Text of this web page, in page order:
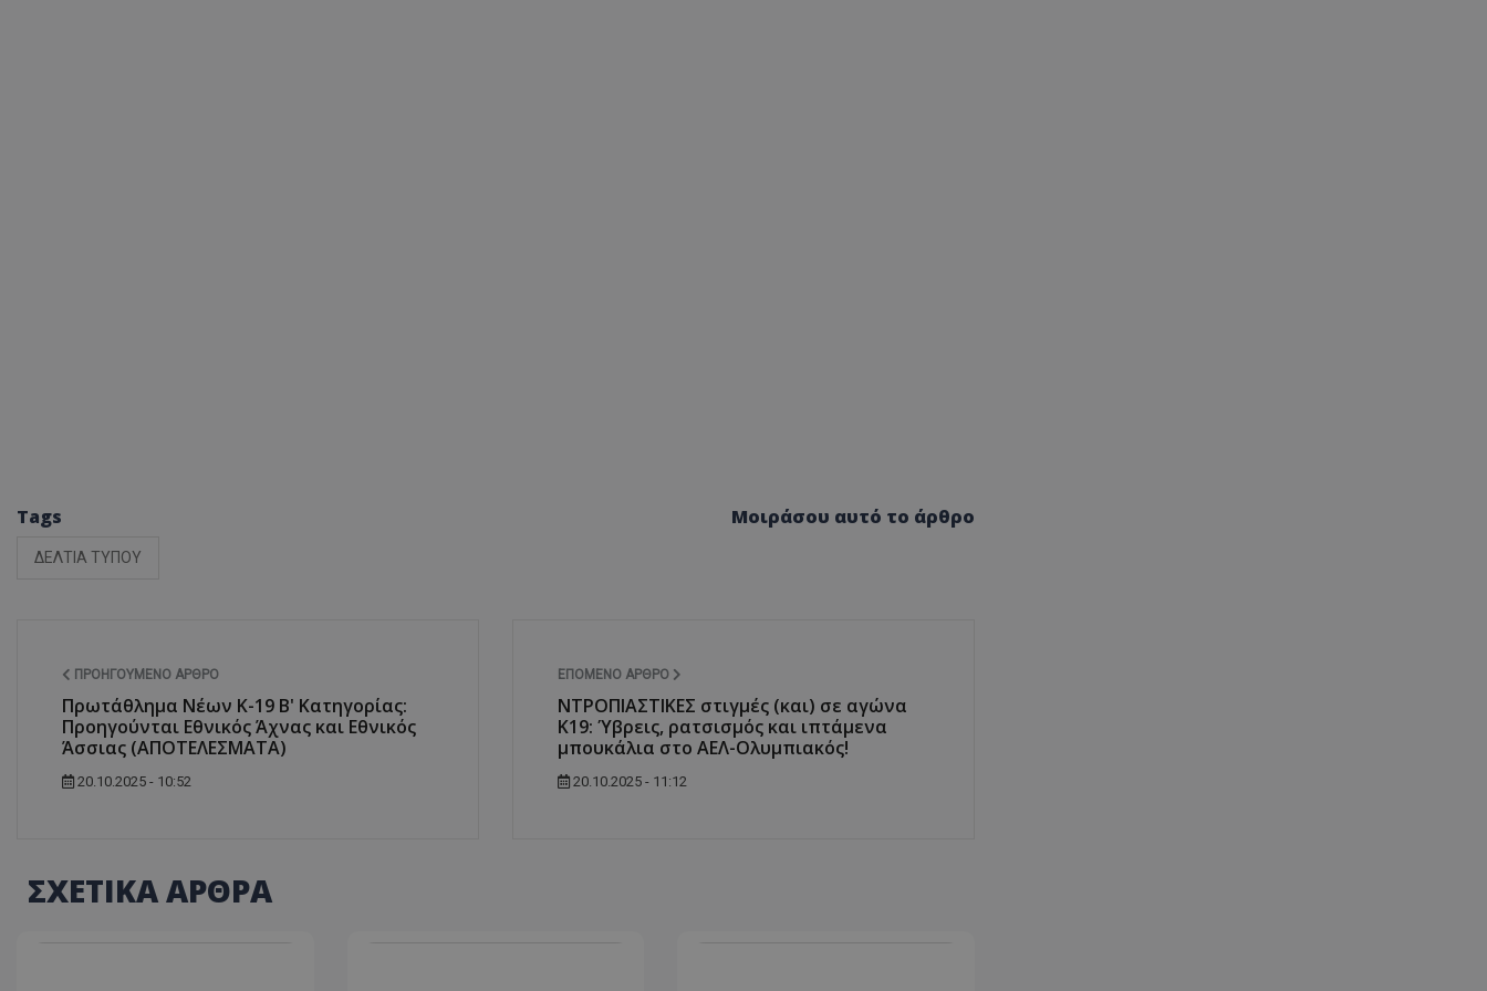
Tags
ΔΕΛΤΙΑ ΤΥΠΟΥ
Μοιράσου αυτό το άρθρο
ΠΡΟΗΓΟΎΜΕΝΟ ΆΡΘΡΟ
Πρωτάθλημα Νέων Κ-19 Β' Κατηγορίας:
Προηγούνται Εθνικός Άχνας και Εθνικός
Άσσιας (ΑΠΟΤΕΛΕΣΜΑΤΑ)
20.10.2025 - 10:52
ΕΠΌΜΕΝΟ ΆΡΘΡΟ
ΝΤΡΟΠΙΑΣΤΙΚΕΣ στιγμές (και) σε αγώνα
K19: Ύβρεις, ρατσισμός και ιπτάμενα
μπουκάλια στο ΑΕΛ-Ολυμπιακός!
20.10.2025 - 11:12
ΣΧΕΤΙΚΑ ΑΡΘΡΑ